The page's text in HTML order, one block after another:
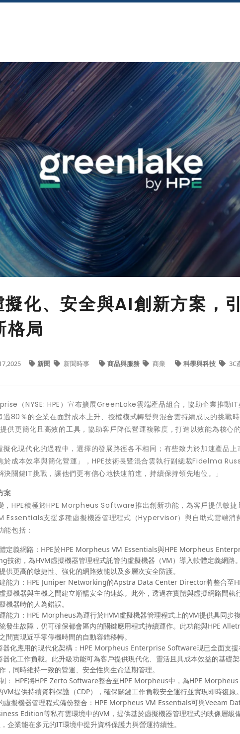
擬化、安全與AI創新方案，
格局
新聞 新聞時事 商品與服務 商業 科學與科技 3C
（NYSE: HPE）宣布擴展GreenLake雲端產品組合，協助企業推動IT
過80％的企業在面對成本上升、授權模式轉變與混合雲持續成長的挑戰
供更簡化且高效的工具，協助客戶降低營運複雜度，打造以效能為核心的
擬化現代化的過程中，選擇的發展路徑各不相同；有些致力於加速產品
於成本效率與簡化營運」，HPE技術長暨混合雲執行副總裁Fidelma
關鍵IT挑戰，讓他們更有信心地快速前進，持續保持領先地位。」
案
，HPE積極於HPE Morpheus Software推出創新功能，為客戶提供敏捷
Essentials支援多種虛擬機器管理程式（Hypervisor）與自助式雲端消
包括：
定義網路：HPE於HPE Morpheus VM Essentials與HPE Morpheus
技術，為HVM虛擬機器管理程式託管的虛擬機器（VM）導入軟體定義網路
供更高的敏捷性、強化的網路效能以及多層次安全防護。
能力：HPE Juniper Networking的Apstra Data Center Director將整合至
擬機器與主機之間建立順暢安全的連線。此外，透過在實體與虛擬網路間執
機器時的人為錯誤。
能力：HPE Morpheus為運行於HVM虛擬機器管理程式上的VM提供具同步
發生故障，仍可確保都會區內的關鍵應用程式持續運作。此功能與HPE
間實現近乎零停機時間的自動容錯移轉。
化應用的現代化架構：HPE Morpheus Enterprise Software現已全面支援
化工作負載。此升級功能可為客戶提供現代化、靈活且具成本效益的基礎
，同時維持一致的營運、安全性與生命週期管理。
： HPE將HPE Zerto Software整合至HPE Morpheus中，為HPE
提供持續資料保護（CDP），確保關鍵工作負載安全運行並實現即時復原。
虛擬機器管理程式備份整合：HPE Morpheus VM Essentials可與Veeam
Edition等私有雲環境中的VM，提供基於虛擬機器管理程式的映像層級
企業能在多元的IT環境中提升資料保護力與營運持續性。